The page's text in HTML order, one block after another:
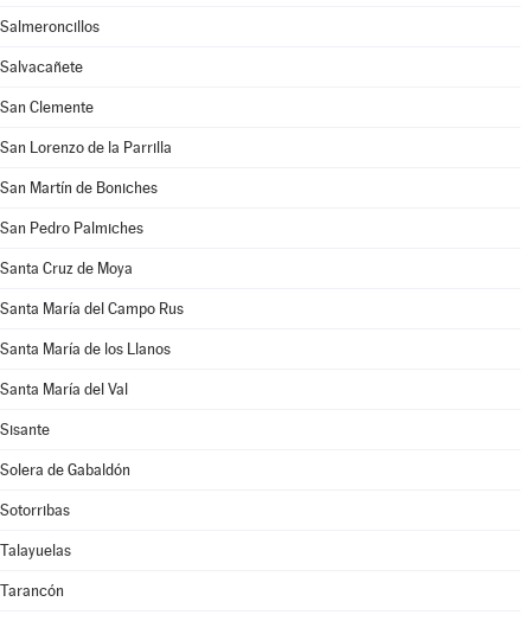
Salmeroncillos
Salvacañete
San Clemente
San Lorenzo de la Parrilla
San Martín de Boniches
San Pedro Palmiches
Santa Cruz de Moya
Santa María del Campo Rus
Santa María de los Llanos
Santa María del Val
Sisante
Solera de Gabaldón
Sotorribas
Talayuelas
Tarancón